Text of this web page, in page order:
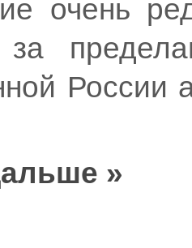
очень
за
России
»